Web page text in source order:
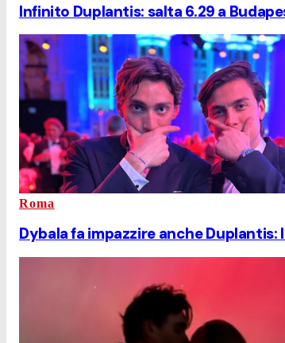
Infinito Duplantis: salta 6.29 a
Roma
Dybala fa impazzire anche Duplantis: